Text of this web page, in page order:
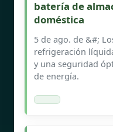
batería de
doméstica
5 de ago. de &#;
refrigeración
y una seguridad
de energía.